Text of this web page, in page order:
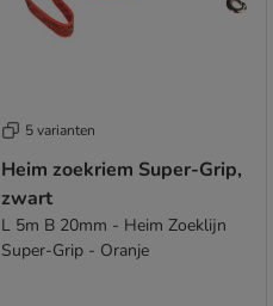
5 varianten
Heim zoekriem Super-Grip,
zwart
L 5m B 20mm - Heim Zoeklijn
Super-Grip - Oranje